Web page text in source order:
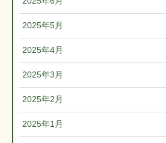
2025年5月
2025年4月
2025年3月
2025年2月
2025年1月